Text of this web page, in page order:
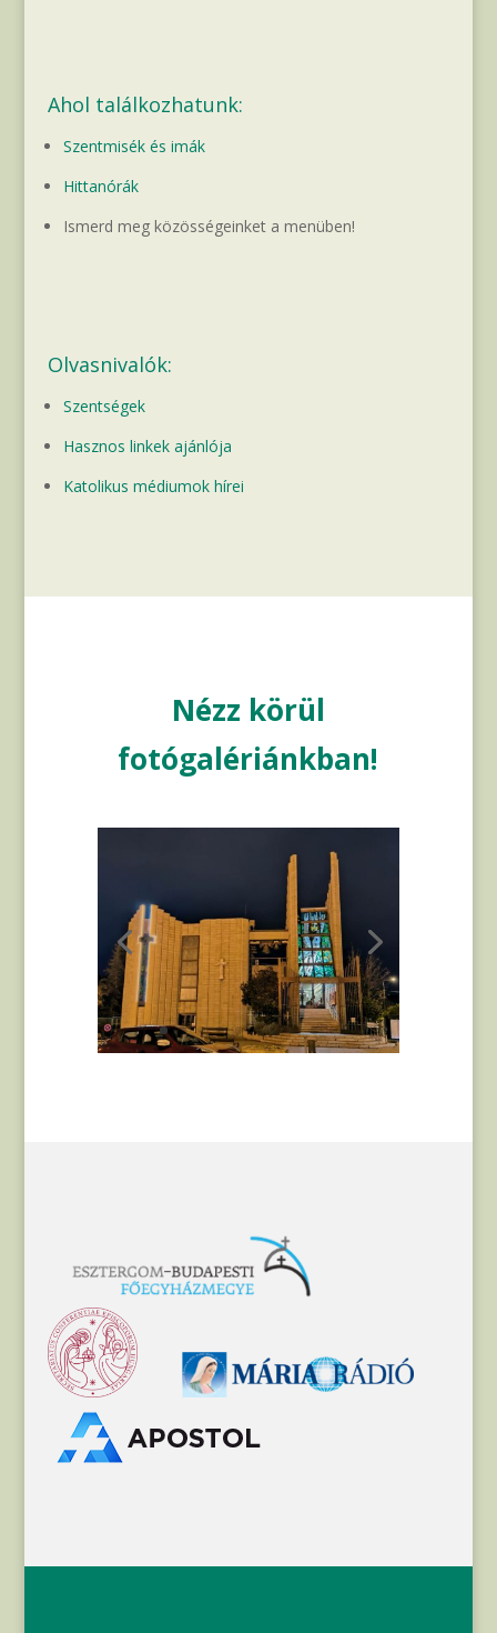
Ahol találkozhatunk:
Szentmisék és imák
Hittanórák
Ismerd meg közösségeinket a menüben!
Olvasnivalók:
Szentségek
Hasznos linkek ajánlója
Katolikus médiumok hírei
Nézz körül
fotógalériánkban!